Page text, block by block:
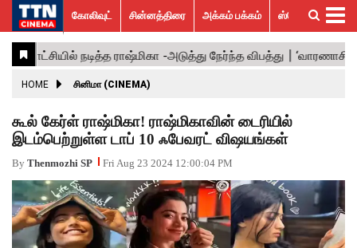
கோலிவுட்
சின்னத்திரை
பாலிவுட்
ஹாலிவுட்
அக்கம்
பக்கம்
ஸ்பெஷல்
ஸ்டோரீஸ்
விமர்சனம்
GALLERY
ACTRESS
ACTORS
MOVIESTILLS
EVENTS
VIDEOS
What’s
Hot
Trending
News
கோலிவுட் சின்னத்திரை அக்கம் பக்கம் ஸ்பெஷல் ஸ்டோரீஸ்
HOME சினிமா (CINEMA)
கூல் கேர்ள் ராஷ்மிகா! ராஷ்மிகாவின் டைரியில்
இடம்பெற்றுள்ள டாப் 10 ஃபேவரட் விஷயங்கள்
By Thenmozhi SP Fri Aug 23 2024 12:00:04 PM